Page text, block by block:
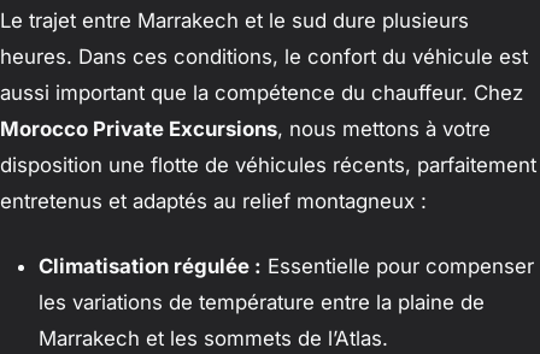
Le trajet entre Marrakech et le sud dure plusieurs
heures. Dans ces conditions, le confort du véhicule est
aussi important que la compétence du chauffeur. Chez
Morocco Private Excursions, nous mettons à votre
disposition une flotte de véhicules récents, parfaitement
entretenus et adaptés au relief montagneux :
Climatisation régulée : Essentielle pour compenser
les variations de température entre la plaine de
Marrakech et les sommets de l’Atlas.